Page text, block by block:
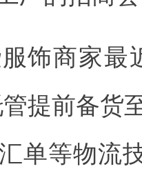
饰商家最
提前备货
单等物流